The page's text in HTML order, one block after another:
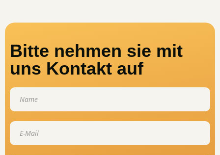
Bitte nehmen sie mit
uns Kontakt auf